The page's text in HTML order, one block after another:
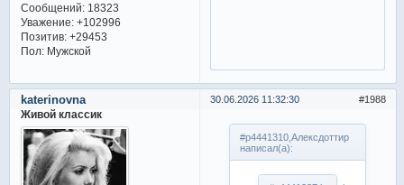
Сообщений:18323
Уважение: +102996
Позитив: +29453
Пол:Мужской
1988
30.06.2026 11:32:30
katerinovna
Живой классик
#p4441310,Алексдоттир
написал(а):